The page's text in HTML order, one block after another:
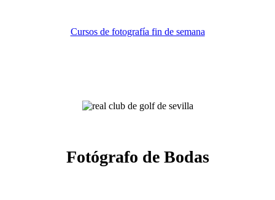
Cursos de fotografía fin de semana
Fotógrafo de Bodas